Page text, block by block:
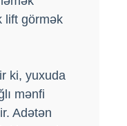
lift görmək
ki, yuxuda
mənfi
Adətən